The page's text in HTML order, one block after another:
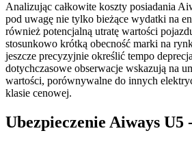
Analizując całkowite koszty posiadania
pod uwagę nie tylko bieżące wydatki na
również potencjalną utratę wartości
stosunkowo krótką obecność marki na
jeszcze precyzyjnie określić tempo
dotychczasowe obserwacje wskazują na
wartości, porównywalne do innych
klasie cenowej.
Ubezpieczenie Aiways U5